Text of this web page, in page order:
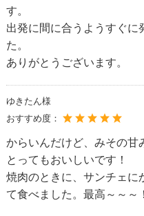
す。
出発に間に合うようすぐに
た。
ありがとうございます。
ゆきたん様
おすすめ度：
からいんだけど、みその甘
とってもおいしいです！
焼肉のときに、サンチェに
て食べました。最高～～～